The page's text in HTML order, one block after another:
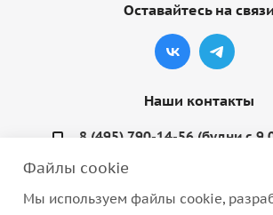
Оставайтесь на связи
Наши контакты
8 (495) 790-14-56 (будни с
Файлы cookie
Мы используем файлы cookie,